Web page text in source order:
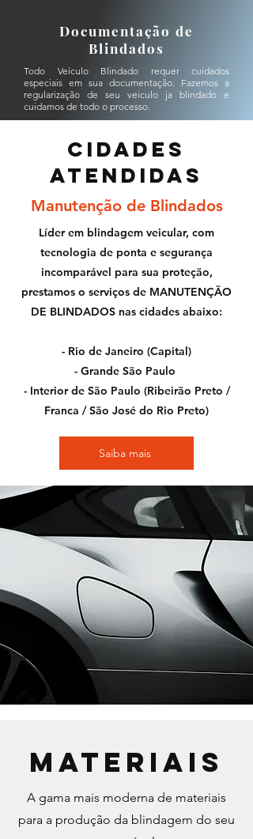
Documentação de
Blindados
Todo Veículo Blindado requer cuidados
especiais em sua documentação. Fazemos a
regularização de seu veiculo ja blindado e
cuidamos de todo o processo.
Cidades
atendidas
Manutenção de Blindados
Líder em blindagem veicular, com
tecnologia de ponta e segurança
incomparável para sua proteção,
prestamos o serviços de MANUTENÇÃO
DE BLINDADOS nas cidades abaixo:
- Rio de Janeiro (Capital)
- Grande São Paulo
- Interior de São Paulo (Ribeirão Preto /
Franca / São José do Rio Preto)
Saiba mais
MATERIAIS
A gama mais moderna de materiais
para a produção da blindagem do seu